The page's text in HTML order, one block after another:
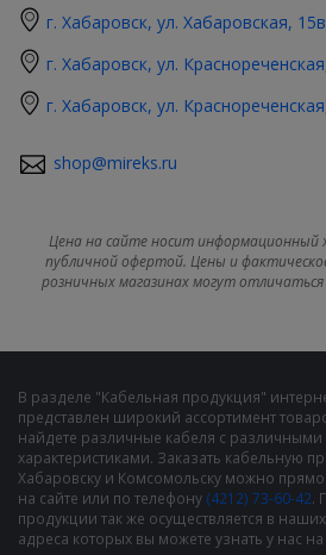
г. Хабаровск, ул. Хабаровская, 15в
г. Хабаровск, ул.
г. Хабаровск, ул.
shop@mireks.ru
Цена на сайте носит информационный
публичной офертой. Цены и
розничных магазинах могут
В разделе "Кабельная продукция"
представлен широкий ассортимент
найдете различные кабеля с различными
характеристиками. Заказать кабельную
Хабаровску и Комсомольску можно
на сайте или по телефону (4212) 73-60-42.
продукции так же осуществляется в
адреса которых вы можете узнать у нас на